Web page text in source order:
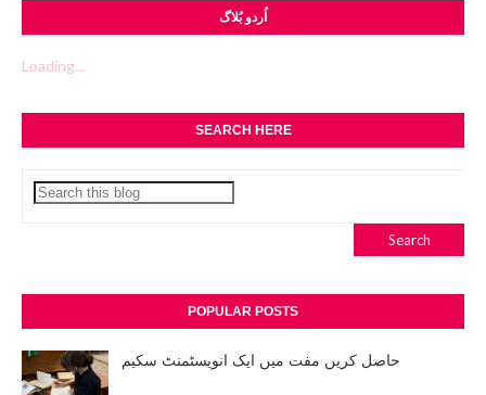
اُردو بُلاگ
Loading...
SEARCH HERE
POPULAR POSTS
حاصل کریں مفت میں ایک انویسٹمنٹ سکیم